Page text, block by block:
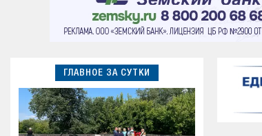
ГЛАВНОЕ ЗА СУТКИ